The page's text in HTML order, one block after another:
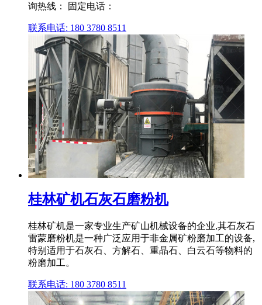
询热线： 固定电话：
联系电话: 180 3780 8511
桂林矿机石灰石磨粉机
桂林矿机是一家专业生产矿山机械设备的企业,其石灰石
雷蒙磨粉机是一种广泛应用于非金属矿粉磨加工的设备,
特别适用于石灰石、方解石、重晶石、白云石等物料的
粉磨加工。
联系电话: 180 3780 8511